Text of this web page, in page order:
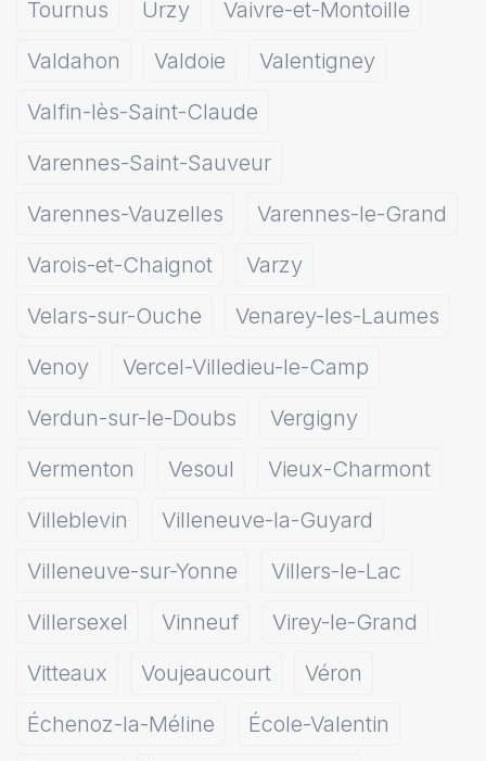
Tournus
Urzy
Vaivre-et-Montoille
Valdahon
Valdoie
Valentigney
Valfin-lès-Saint-Claude
Varennes-Saint-Sauveur
Varennes-Vauzelles
Varennes-le-Grand
Varois-et-Chaignot
Varzy
Velars-sur-Ouche
Venarey-les-Laumes
Venoy
Vercel-Villedieu-le-Camp
Verdun-sur-le-Doubs
Vergigny
Vermenton
Vesoul
Vieux-Charmont
Villeblevin
Villeneuve-la-Guyard
Villeneuve-sur-Yonne
Villers-le-Lac
Villersexel
Vinneuf
Virey-le-Grand
Vitteaux
Voujeaucourt
Véron
Échenoz-la-Méline
École-Valentin